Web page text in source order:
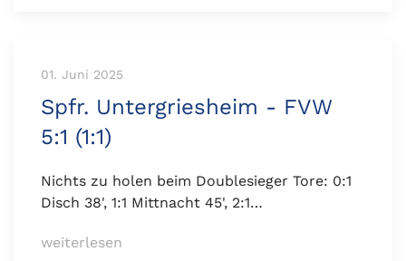
01. Juni 2025
Spfr. Untergriesheim - FVW
5:1 (1:1)
Nichts zu holen beim Doublesieger Tore: 0:1
Disch 38', 1:1 Mittnacht 45', 2:1…
weiterlesen